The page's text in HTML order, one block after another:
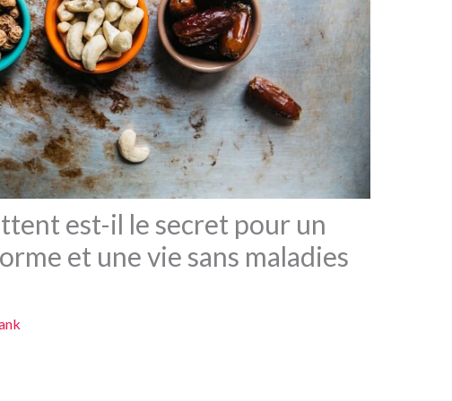
est-il le secret pour un
et une vie sans maladies